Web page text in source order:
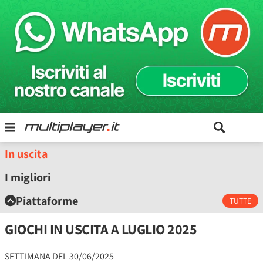
In uscita
I migliori
Piattaforme
TUTTE
GIOCHI IN USCITA ALUGLIO 2025
SETTIMANA DEL 30/06/2025